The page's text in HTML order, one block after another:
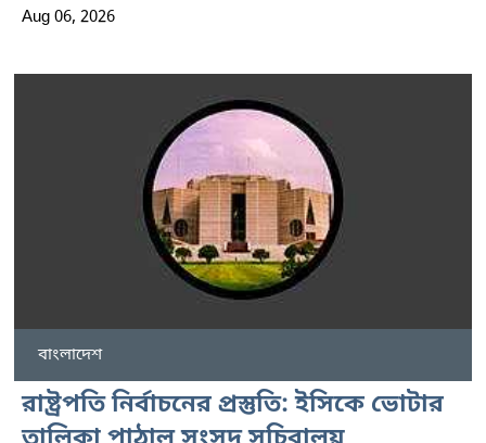
Aug 06, 2026
বাংলাদেশ
রাষ্ট্রপতি নির্বাচনের প্রস্তুতি: ইসিকে ভোটার